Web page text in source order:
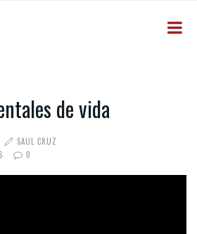
de vida
SAUL CRUZ
0